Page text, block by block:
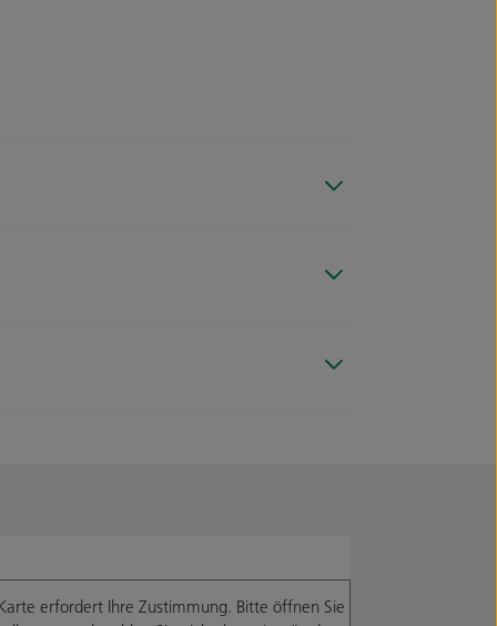
erfordert Ihre Zustimmung. Bitte öffnen Sie